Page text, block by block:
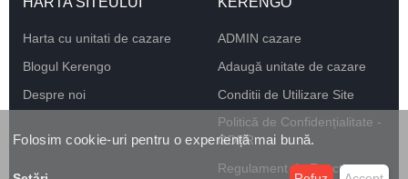
Harta cu unitati de cazare
Blogul Kerengo
Despre noi
ADMIN cazare
Adaugă unitate de cazare
Conditii de Utilizare Site
Politică de Confidențialitate -
GDPR
Regulament de Funcționare
Folosim cookie-uri pentru o experiență mai bună.